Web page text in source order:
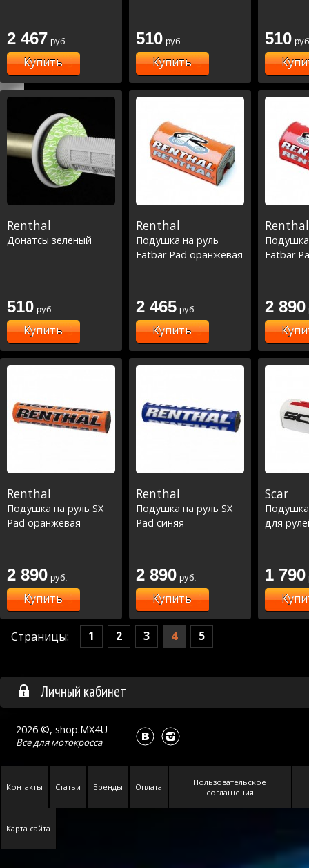
2 467 руб.
Купить
510 руб.
Купить
510
Renthal
Донатсы зеленый
510 руб.
Купить
Renthal
Подушка на руль
Fatbar Pad оранжевая
2 465 руб.
Купить
Renthal
Fatbar
2 890
Renthal
Подушка на руль SX
Pad оранжевая
2 890 руб.
Купить
Renthal
Подушка на руль SX
Pad синяя
2 890 руб.
Купить
Scar
Подушка
для
1 790
Страницы: 1 2 3 4 5
Личный кабинет
2026 ©, shop.MX4U
Все длямотокросса
Контакты Статьи Бренды Оплата
Пользовательское
соглашения
Карта сайта